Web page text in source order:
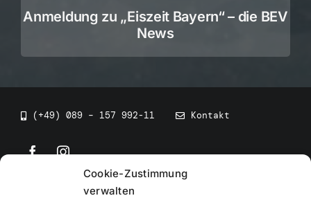
Cookie-Zustimmung
verwalten
Anmeldung zu „Eiszeit Bayern“ – die BEV
News
(+49) 089 – 157 992-11 Kontakt
• BEV Bayerischer Eissportverband